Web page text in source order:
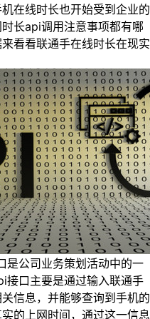
在线时长也开始受到企业的
长api调用注意事项都有哪
看看联通手在线时长在现实
公司业务策划活动中的一
接口主要是通过输入联通手
信息，并能够查询到手机的
的上网时间，通过这一信息